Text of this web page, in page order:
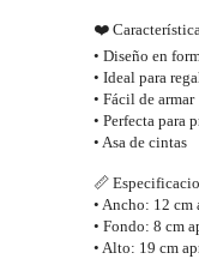
❤️
• Diseño en
• Ideal para
• Fácil de armar
• Perfecta para
• Asa de cintas
📏
• Ancho: 12 cm
• Fondo: 8 cm
• Alto: 19 cm